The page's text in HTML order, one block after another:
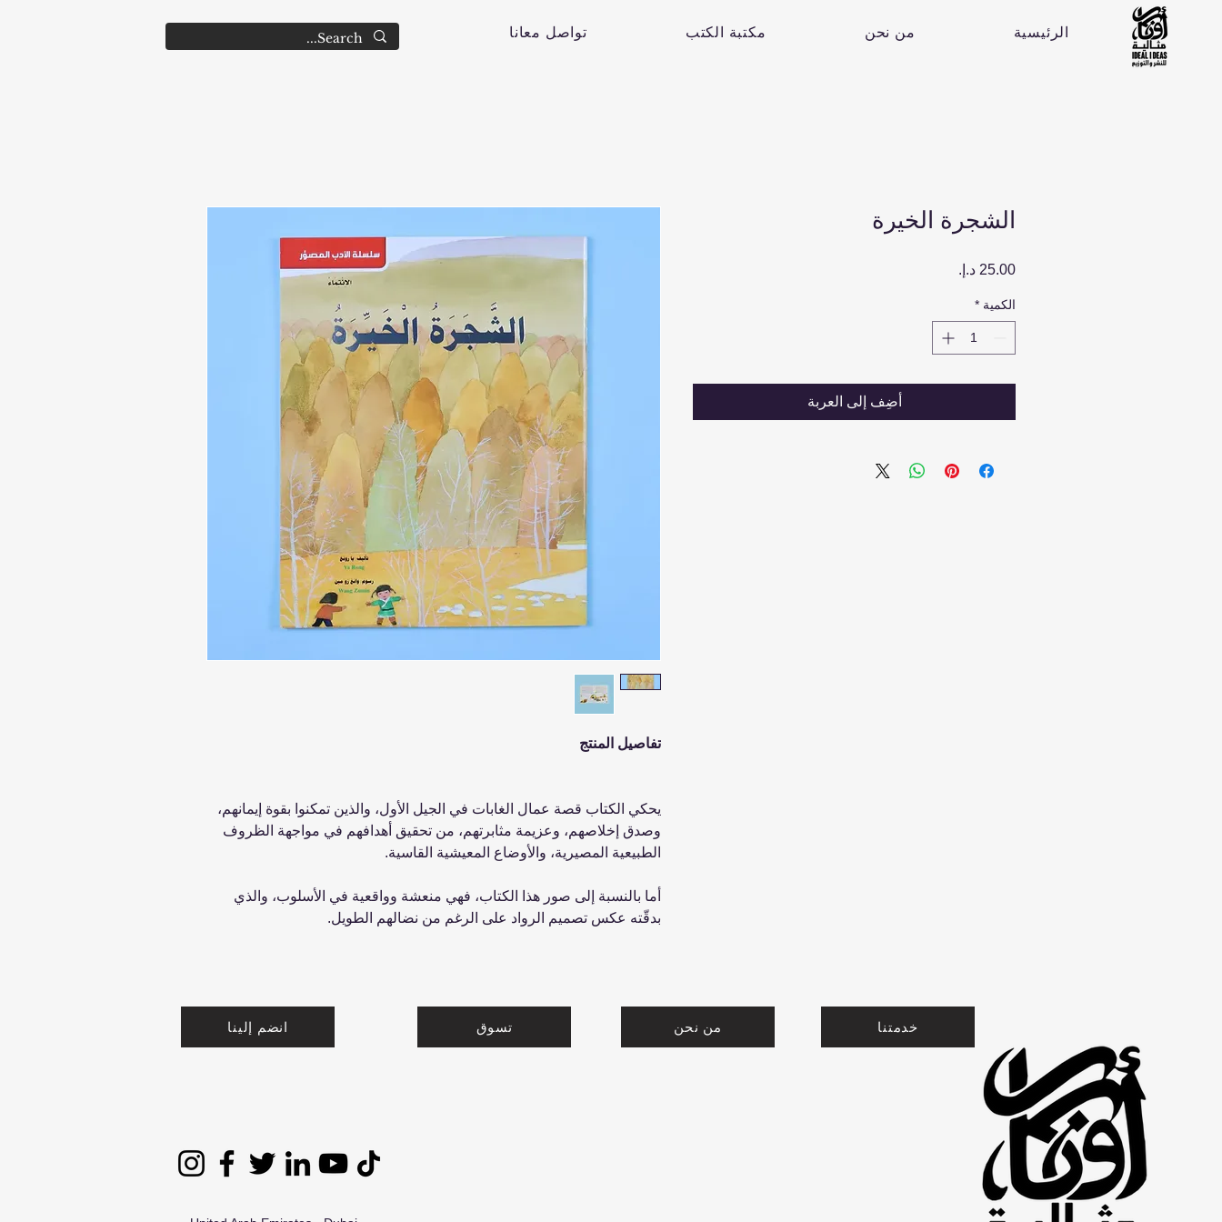
تواصل معانا مكتبة الكتب من نحن الرئيسية
تفاصيل المنتج
يحكي الكتاب قصة عمال الغابات في الجيل الأول، والذين تمكنوا بقوة إيمانهم،
وصدق إخلاصهم، وعزيمة مثابرتهم، من تحقيق أهدافهم في مواجهة الظروف
الطبيعية المصيرية، والأوضاع المعيشية القاسية.
أما بالنسبة إلى صور هذا الكتاب، فهي منعشة وواقعية في الأسلوب، والذي
بدقّته عكس تصميم الرواد على الرغم من نضالهم الطويل.
الشجرة الخيرة
الكمية *
أضِف إلى العربة
انضم إلينا تسوق من نحن خدمتنا